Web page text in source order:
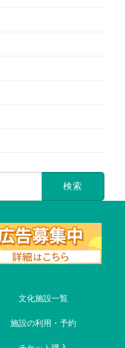
文化施設一覧
施設の利用・予約